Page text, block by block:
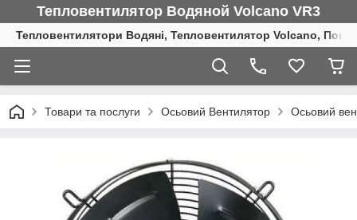
Тепловентилятор Водяной Volcano VR3
Тепловентилятори Водяні, Тепловентилятор Volcano,
Товари та послуги Осьовий Вентилятор Осьовий